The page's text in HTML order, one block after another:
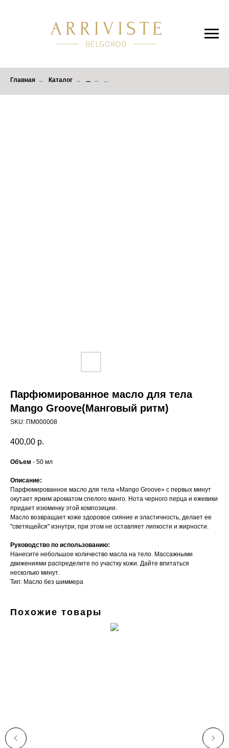
Главная → Каталог → ... →
Парфюмированное масло для тела
Mango Groove(Манговый ритм)
SKU: ПМ000008
400,00 р.
Объем - 50 мл
Описание:
Парфюмированное масло для тела «Mango Groove» с первых минут
окутает ярким ароматом спелого манго. Нота черного перца и ежевики
придает изюминку этой композиции.
Масло возвращает коже здоровое сияние и эластичность, делает ее
"светящейся" изнутри, при этом не оставляет липкости и жирности.
Руководство по использованию:
Нанесите небольшое количество масла на тело. Массажными
движениями распределите по участку кожи. Дайте впитаться
несколько минут.
Тип: Масло без шиммера
Похожие товары